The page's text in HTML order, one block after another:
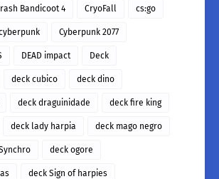
Bandicoot 4 CryoFall cs:go
Cyberpunk 2077
DEAD impact Deck
deck cubico deck dino
deck draguinidade deck fire king
deck lady harpia deck mago negro
deck ogore
deck Sign of harpies